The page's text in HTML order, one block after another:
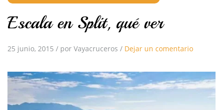
Escala en Split, qué ver
25 junio, 2015 / por Vayacruceros / Dejar un comentario